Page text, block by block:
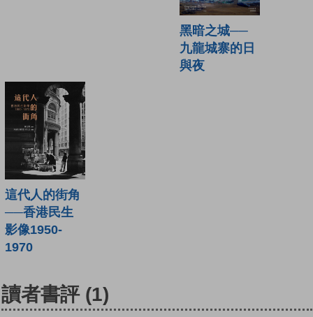
黑暗之城──
九龍城寨的日
與夜
這代人的街角
──香港民生
影像1950-
1970
讀者書評 (1)